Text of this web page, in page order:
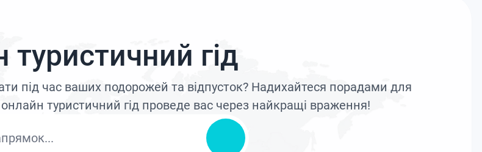
туристичний гід
під час ваших подорожей та відпусток? Надихайтеся порадами для
туристичний гід проведе вас через найкращі враження!